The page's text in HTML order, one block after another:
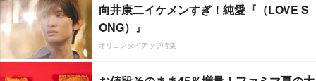
向井康二イケメンすぎ！純愛『（LOVE S
ONG）』
オリコンタイアップ特集